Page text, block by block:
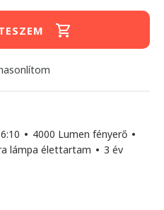
• 4000 Lumen fényerő •
lámpa élettartam • 3 év